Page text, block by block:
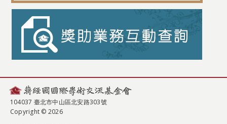
104037 臺北市中山區北安路303號
Copyright © 2026